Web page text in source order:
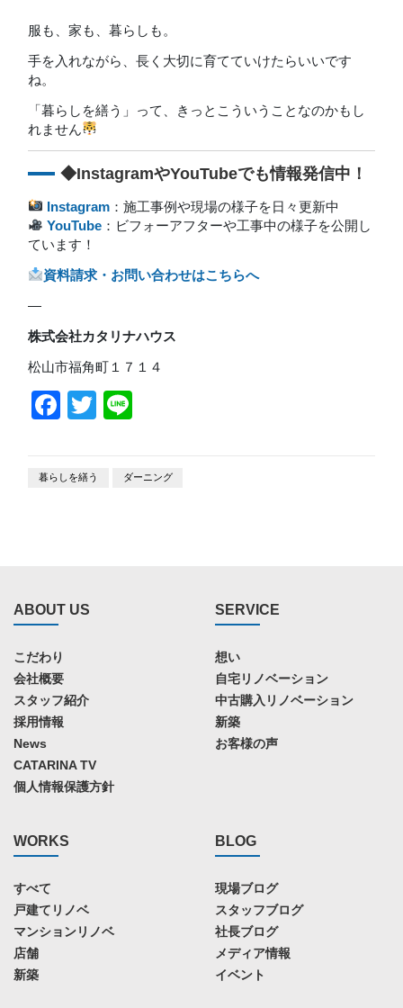
服も、家も、暮らしも。
手を入れながら、長く大切に育てていけたらいいです
ね。
「暮らしを繕う」って、きっとこういうことなのかもし
れません
◆InstagramやYouTubeでも情報発信中！
Instagram ：施工事例や現場の様子を日々更新中
YouTube ：ビフォーアフターや工事中の様子を公開し
ています！
資料請求・お問い合わせはこちらへ
—
株式会社カタリナハウス
松山市福角町１７１４
Facebook
Twitter
暮らしを繕う ダーニング
ABOUT US
こだわり
会社概要
スタッフ紹介
採用情報
News
CATARINA TV
個人情報保護方針
SERVICE
想い
自宅リノベーション
中古購入リノベーション
新築
お客様の声
WORKS
すべて
戸建てリノベ
マンションリノベ
店舗
新築
BLOG
現場ブログ
スタッフブログ
社長ブログ
メディア情報
イベント